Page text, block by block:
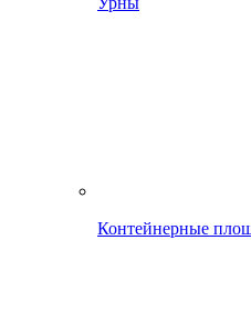
Контейнерные